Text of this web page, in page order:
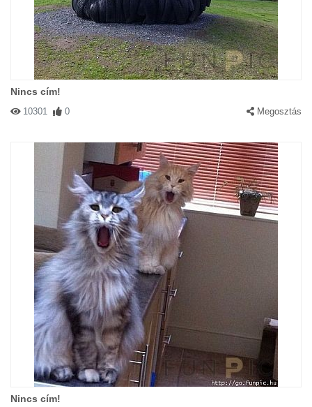
Nincs cím!
10301 0 Megosztás
Nincs cím!